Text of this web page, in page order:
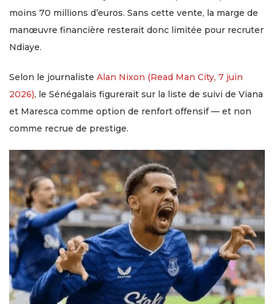
moins 70 millions d’euros. Sans cette vente, la marge de
manœuvre financière resterait donc limitée pour recruter
Ndiaye.
Selon le journaliste Alan Nixon (Read Man City, 7 juin
2026), le Sénégalais figurerait sur la liste de suivi de Viana
et Maresca comme option de renfort offensif — et non
comme recrue de prestige.